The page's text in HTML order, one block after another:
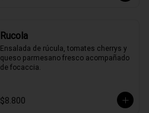
Rucola
Ensalada de rúcula, tomates cherrys y
queso parmesano fresco acompañado
de focaccia.
$8.800